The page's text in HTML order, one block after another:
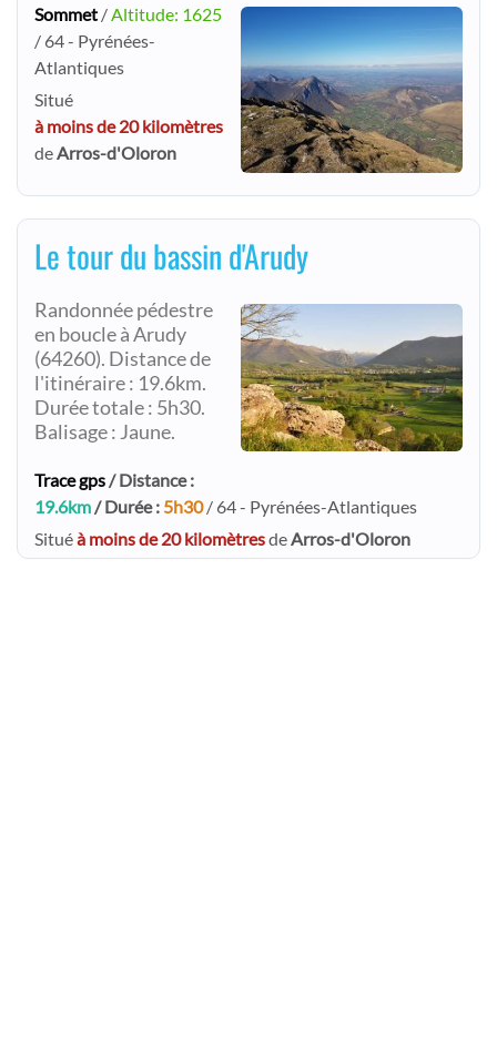
Sommet /Altitude: 1625
/ 64 - Pyrénées-
Atlantiques
Situé
à moins de 20 kilomètres
deArros-d'Oloron
Le tour du bassin d'Arudy
Randonnée pédestre
en boucle à Arudy
(64260). Distance de
l'itinéraire : 19.6km.
Durée totale : 5h30.
Balisage : Jaune.
Trace gps/ Distance :
19.6km/ Durée : 5h30/ 64 - Pyrénées-Atlantiques
Situéà moins de 20 kilomètresdeArros-d'Oloron